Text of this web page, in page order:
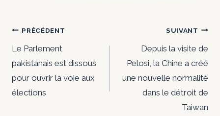
Navigation
de
l’article
PRÉCÉDENT
Le Parlement
pakistanais est dissous
pour ouvrir la voie aux
élections
SUIVANT
Depuis la visite de
Pelosi, la Chine a créé
une nouvelle normalité
dans le détroit de
Taiwan